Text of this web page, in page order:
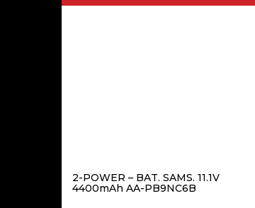
2-POWER – BAT. SAMS. 11.1V
4400mAh AA-PB9NC6B